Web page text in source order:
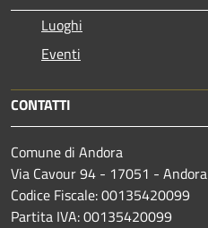
Luoghi
Eventi
CONTATTI
Comune di Andora
Via Cavour 94 - 17051 - Andora
Codice Fiscale: 00135420099
Partita IVA: 00135420099